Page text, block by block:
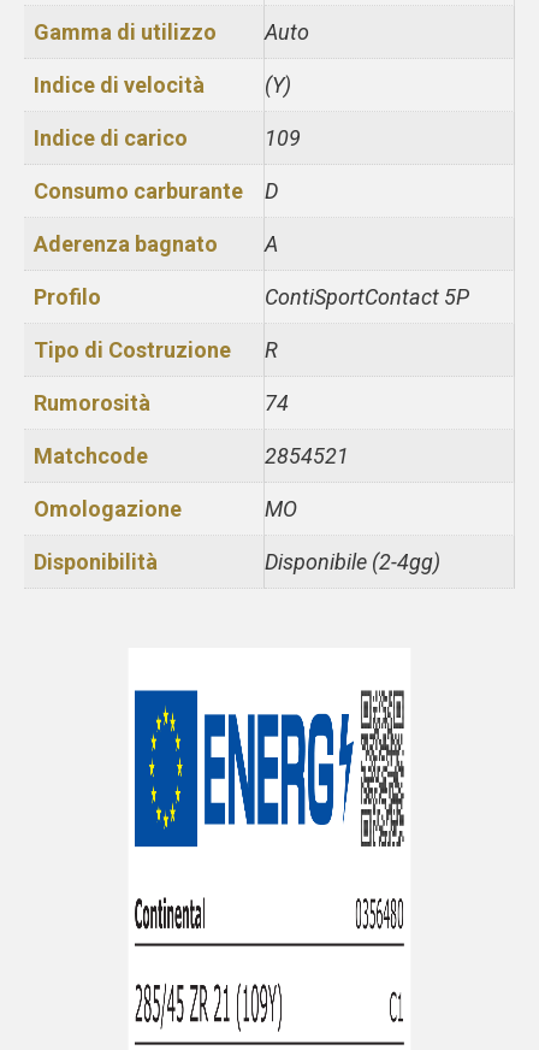
Gamma di utilizzo Auto
Indice di velocità (Y)
Indice di carico 109
Consumo carburante D
Aderenza bagnato A
Profilo ContiSportContact 5P
Tipo di Costruzione R
Rumorosità 74
Matchcode 2854521
Omologazione MO
Disponibilità Disponibile (2-4gg)